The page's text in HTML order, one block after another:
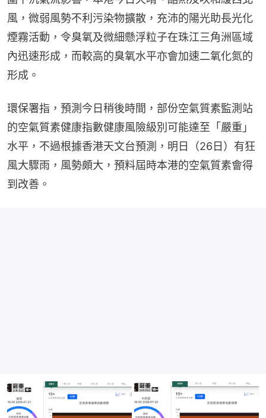
風，微弱風勢不利污染物擴散，充沛的陽光助長光化
煙霧活動，令臭氧及微細懸浮粒子在珠江三角洲區域
內迅速形成，而較高的臭氧水平亦會加速二氧化氮的
形成。
環保署指，預測今日稍後時間，部份空氣質素監測站
的空氣質素健康指數健康風險級別可能達至「嚴重」
水平，不過根據香港天文台預測，明日（26日）有狂
風大驟雨，風勢頗大，預料屆時本港的空氣質素會得
到改善。